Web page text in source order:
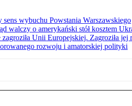
sens wybuchu Powstania Warszawskiego
walczy o amerykański stół kosztem
Unii Europejskiej. Zagroziła jej
rozwoju i amatorskiej polityki